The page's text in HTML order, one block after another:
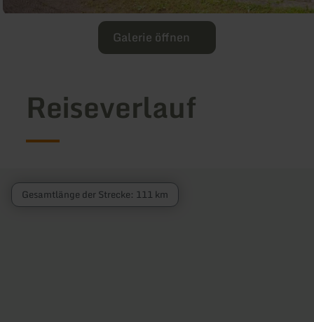
Galerie öffnen
Reiseverlauf
Gesamtlänge der Strecke: 111 km